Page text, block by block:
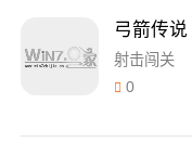
弓箭传说
射击闯关
0